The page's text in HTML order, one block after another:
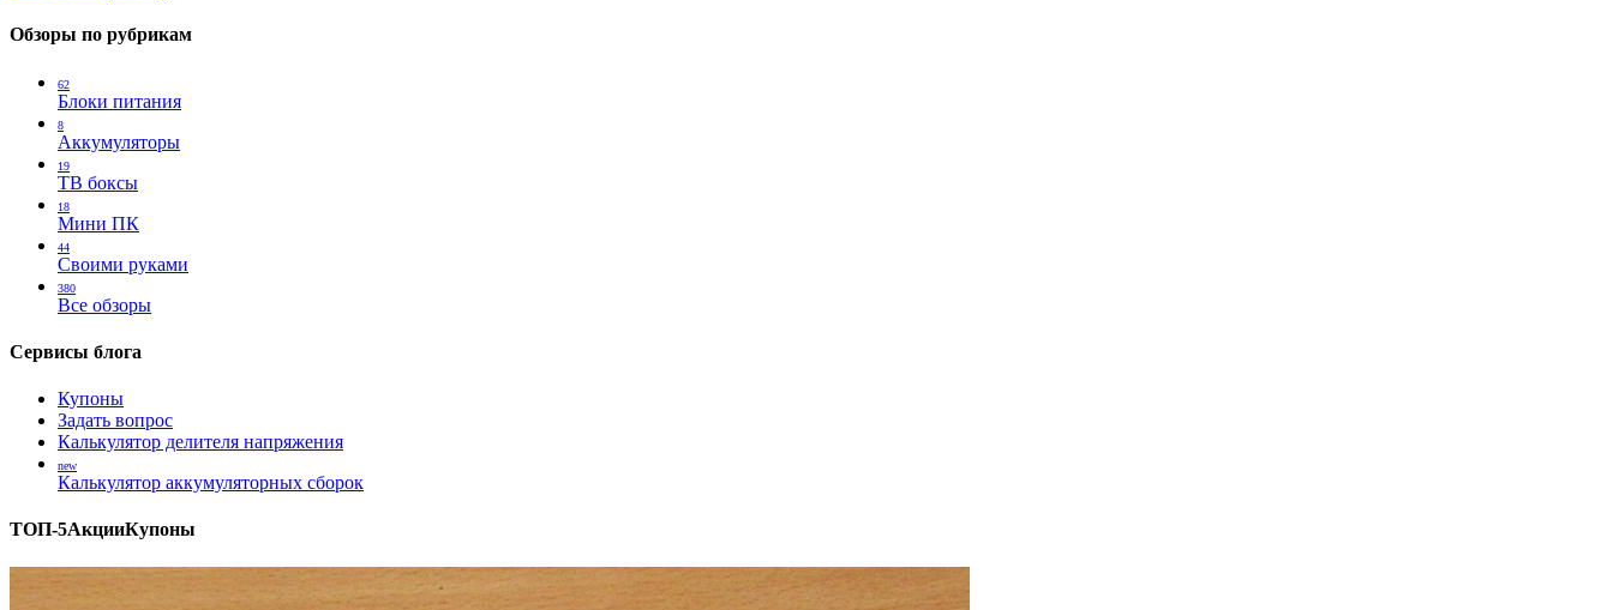
Обзоры по рубрикам
62
Блоки питания
8
Аккумуляторы
19
ТВ боксы
18
Мини ПК
44
Своими руками
380
Все обзоры
Сервисы блога
Купоны
Задать вопрос
Калькулятор делителя напряжения
new
Калькулятор аккумуляторных сборок
ТОП-5АкцииКупоны